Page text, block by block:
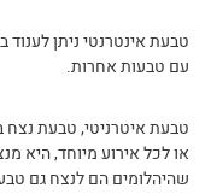
טבעת אינטרנטי ניתן
עם טבעות אחרות.
טבעת איטרניטי, טבעת נצח
או לכל אירוע מיוחד, היא
שהיהלומים הם לנצח גם